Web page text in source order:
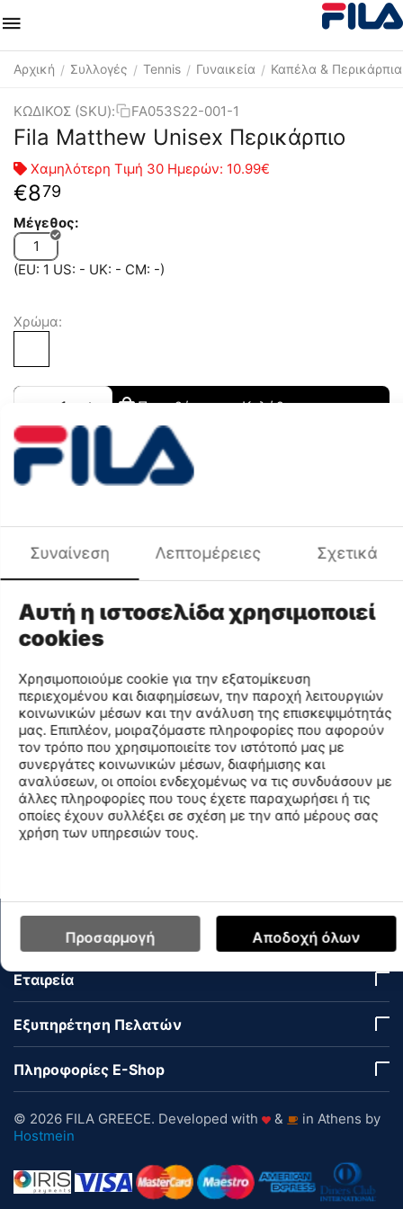
Αρχική / Συλλογές / Tennis / Γυναικεία / Καπέλα & Περικάρπια
ΚΩΔΙΚΟΣ (SKU): FA053S22-001-1
Fila Matthew Unisex Περικάρπιο
Χαμηλότερη Τιμή 30 Ημερών: 10.99€
€879
Μέγεθος:
1
(EU: 1 US: - UK: - CM: -)
Χρώμα:
+ Προσθήκη στο Καλάθι
Προσθήκη στη Λίστα Αγαπημένων
Περιγραφή Χρώματος
Φύλο
Κωδικός
FA053S22
Μέγεθος
Περιγραφή Χρώματος
ΛΕΥΚΟ
Φύλο
UNISEX
Σύνθεση
.
Find similar
Ο Λογαριασμός μου
Εταιρεία
Εξυπηρέτηση Πελατών
Πληροφορίες E-Shop
© 2026 FILA GREECE. Developed with &
in Athens by
Hostmein
Συναίνεση Λεπτομέρειες Σχετικά
Αυτή η ιστοσελίδα χρησιμοποιεί
cookies
Χρησιμοποιούμε cookie για την εξατομίκευση
περιεχομένου και διαφημίσεων, την παροχή λειτουργιών
κοινωνικών μέσων και την ανάλυση της επισκεψιμότητάς
μας. Επιπλέον, μοιραζόμαστε πληροφορίες που αφορούν
τον τρόπο που χρησιμοποιείτε τον ιστότοπό μας με
συνεργάτες κοινωνικών μέσων, διαφήμισης και
αναλύσεων, οι οποίοι ενδεχομένως να τις συνδυάσουν με
άλλες πληροφορίες που τους έχετε παραχωρήσει ή τις
οποίες έχουν συλλέξει σε σχέση με την από μέρους σας
χρήση των υπηρεσιών τους.
Προσαρμογή Αποδοχή όλων